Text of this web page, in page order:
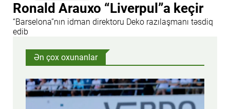
Ronald Arauxo “Liverpul”a keçir
“Barselona”nın idman direktoru Deko razılaşmanı təsdiq
edib
Ən çox oxunanlar